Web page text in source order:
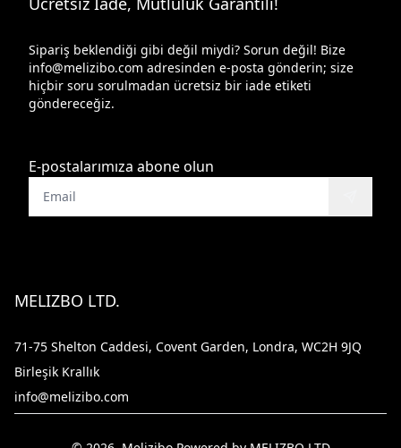
Sipariş beklendiği gibi değil miydi? Sorun değil! Bize
info@melizibo.com adresinden e-posta gönderin; size
hiçbir soru sorulmadan ücretsiz bir iade etiketi
göndereceğiz.
E-postalarımıza abone olun
MELIZBO LTD.
71-75 Shelton Caddesi, Covent Garden, Londra, WC2H 9JQ
Birleşik Krallık
info@melizibo.com